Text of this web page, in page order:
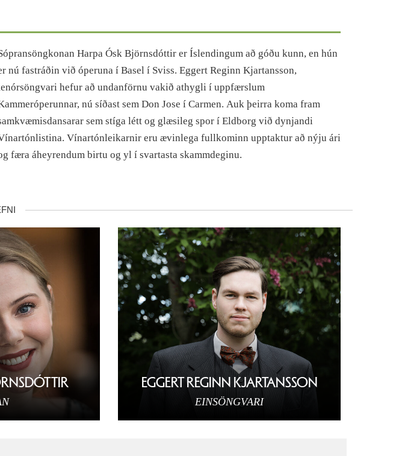
Harpa Ósk Björnsdóttir er Íslendingum að góðu kunn, en hún
nú fastráðin við óperuna í Basel í Sviss. Eggert Reginn Kjartansson,
hefur að undanförnu vakið athygli í uppfærslum
nú síðast sem Don Jose í Carmen. Auk þeirra koma fram
sem stíga létt og glæsileg spor í Eldborg við dynjandi
Vínartónleikarnir eru ævinlega fullkominn upptaktur að nýju ári
færa áheyrendum birtu og yl í svartasta skammdeginu.
EGGERT REGINN KJARTANSSON
EINSÖNGVARI